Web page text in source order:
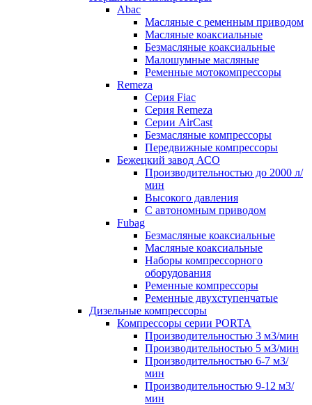
Abac
Масляные с ременным приводом
Маcляные коаксиальные
Безмаcляные коаксиальные
Малошумные масляные
Ременные мотокомпрессоры
Remeza
Серия Fiac
Серия Remeza
Серии AirCast
Безмасляные компрессоры
Передвижные компрессоры
Бежецкий завод АСО
Производительностью до 2000 л/
мин
Высокого давления
С автономным приводом
Fubag
Безмасляные коаксиальные
Маcляные коаксиальные
Наборы компрессорного
оборудования
Ременные компрессоры
Ременные двухступенчатые
Дизельные компрессоры
Компрессоры серии PORTA
Производительностью 3 м3/мин
Производительностью 5 м3/мин
Производительностью 6-7 м3/
мин
Производительностью 9-12 м3/
мин